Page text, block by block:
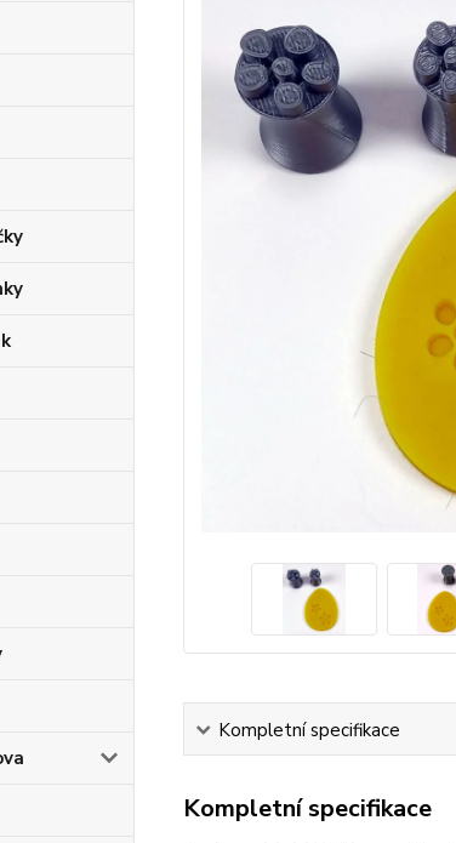
Kompletní specifikace
Kompletní specifikace